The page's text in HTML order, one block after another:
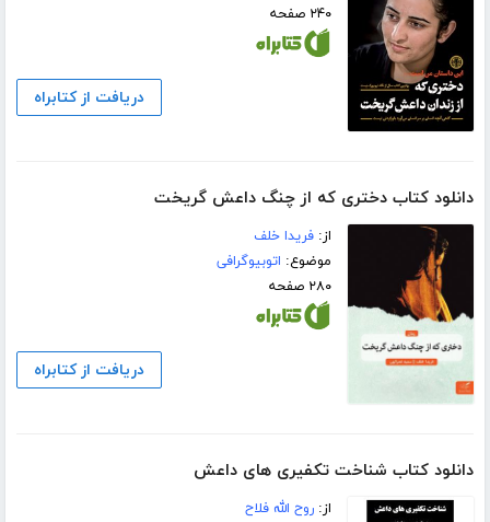
۲۴۰ صفحه
دریافت از کتابراه
دانلود کتاب دختری که از چنگ داعش گریخت
از:فریدا خلف
موضوع: اتوبیوگرافی
۲۸۰ صفحه
دریافت از کتابراه
دانلود کتاب شناخت تکفیری های داعش
از:روح الله فلاح